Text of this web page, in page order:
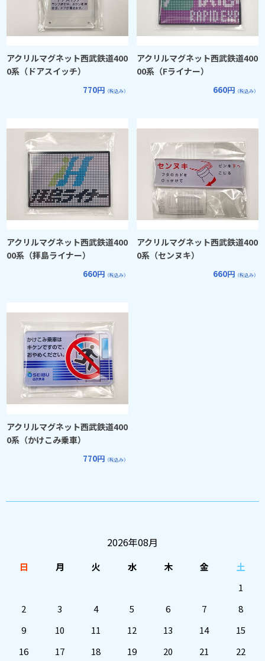
アクリルマグネット西武鉄道400
0系（ドアスイッチ）
770円 （税込み）
アクリルマグネット西武鉄道400
00系（Fライナー）
660円 （税込み）
アクリルマグネット西武鉄道400
00系（拝島ライナー）
660円 （税込み）
アクリルマグネット西武鉄道400
0系（センヌキ）
660円 （税込み）
アクリルマグネット西武鉄道400
0系（かけこみ乗車）
770円 （税込み）
2026年08月
日 月 火 水 木 金
土
1
2
3 4 5 6 7
8
9
10 11 12 13 14
15
16
17 18 19 20 21
22